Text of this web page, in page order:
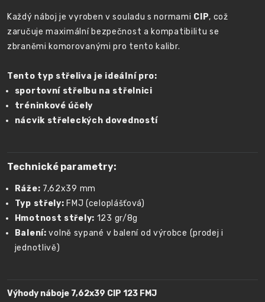
Každý náboj je vyroben v souladu s normami CIP, což
zaručuje maximální bezpečnost a kompatibilitu se
zbraněmi komorovanými pro tento kalibr.
Tento typ střeliva je ideální pro:
sportovní střelbu na střelnici
tréninkové účely
nácvik střeleckých dovedností
Technické parametry:
Ráže: 7,62x39 mm
Typ střely: FMJ (celoplášťová)
Hmotnost střely: 123 gr/8g
Balení: volně sypané v balení od výrobce (prodej i
jednotlivě)
Výhody náboje 7,62x39 CIP 123 FMJ